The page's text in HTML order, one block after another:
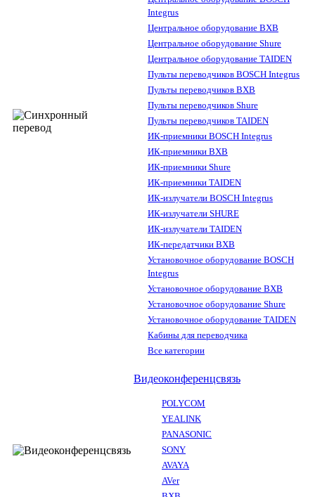
Integrus
Центральное оборудование BXB
Центральное оборудование Shure
Центральное оборудование TAIDEN
Пульты переводчиков BOSCH Integrus
Пульты переводчиков BXB
Пульты переводчиков Shure
Пульты переводчиков TAIDEN
ИК-приемники BOSCH Integrus
ИК-приемники BXB
ИК-приемники Shure
ИК-приемники TAIDEN
ИК-излучатели BOSCH Integrus
ИК-излучатели SHURE
ИК-излучатели TAIDEN
ИК-передатчики BXB
Установочное оборудование BOSCH
Integrus
Установочное оборудование BXB
Установочное оборудование Shure
Установочное оборудование TAIDEN
Кабины для переводчика
Все категории
Видеоконференцсвязь
POLYCOM
YEALINK
PANASONIC
SONY
AVAYA
AVer